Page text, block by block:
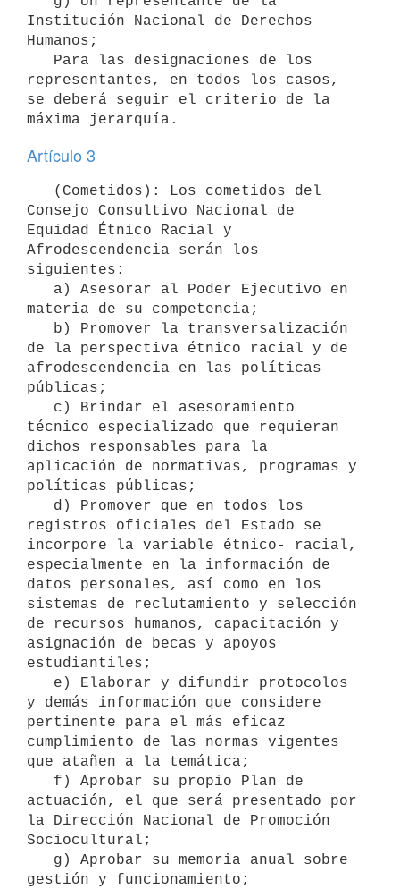
Institución Nacional de Derechos
Humanos;
representantes, en todos los casos,
se deberá seguir el criterio de la
Artículo 3
Consejo Consultivo Nacional de
Equidad Étnico Racial y
Afrodescendencia serán los
siguientes:
materia de su competencia;
de la perspectiva étnico racial y de
afrodescendencia en las políticas
públicas;
técnico especializado que requieran
dichos responsables para la
aplicación de normativas, programas y
políticas públicas;
registros oficiales del Estado se
incorpore la variable étnico- racial,
especialmente en la información de
datos personales, así como en los
sistemas de reclutamiento y selección
de recursos humanos, capacitación y
asignación de becas y apoyos
estudiantiles;
y demás información que considere
pertinente para el más eficaz
cumplimiento de las normas vigentes
que atañen a la temática;
actuación, el que será presentado por
la Dirección Nacional de Promoción
Sociocultural;
gestión y funcionamiento;